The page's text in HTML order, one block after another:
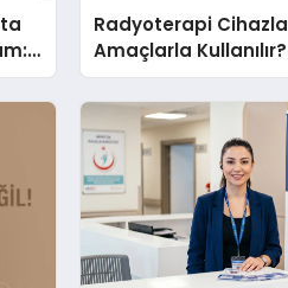
Radyoterapi
Amaçlarla Kullanılır?